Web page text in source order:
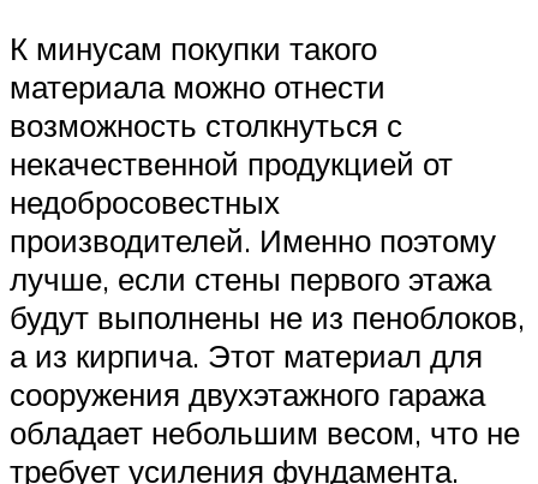
К минусам покупки такого
материала можно отнести
возможность столкнуться с
некачественной продукцией от
недобросовестных
производителей. Именно поэтому
лучше, если стены первого этажа
будут выполнены не из пеноблоков,
а из кирпича. Этот материал для
сооружения двухэтажного гаража
обладает небольшим весом, что не
требует усиления фундамента.